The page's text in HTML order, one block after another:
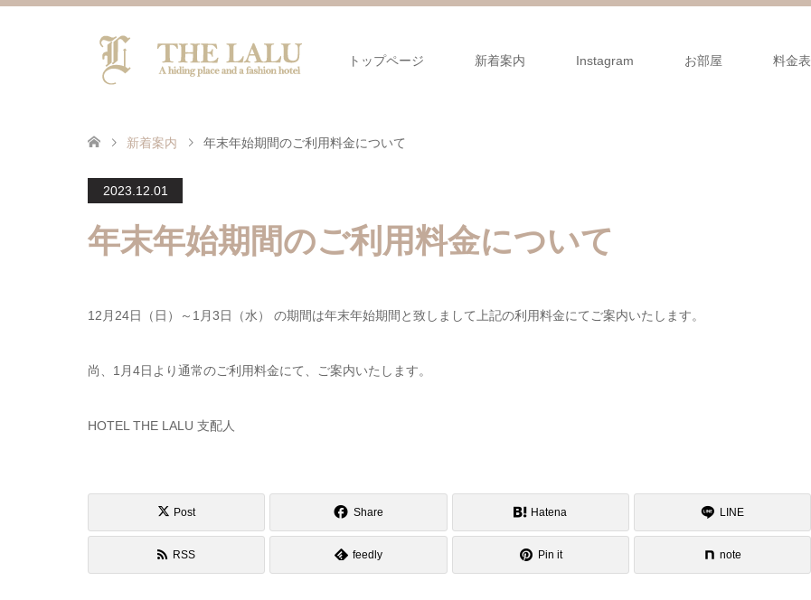
トップページ 新着案内 Instagram お部屋 料金表
新着案内 年末年始期間のご利用料金について
2023.12.01
年末年始期間のご利用料金について
12月24日（日）～1月3日（水） の期間は年末年始期間と致しまして上記の利用料金にてご案内いたします。
尚、1月4日より通常のご利用料金にて、ご案内いたします。
HOTEL THE LALU 支配人
Post Share Hatena LINE
RSS feedly Pin it note